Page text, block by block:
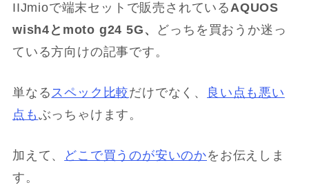
IIJmioで端末セットで販売されているAQUOS
wish4とmoto g24 5G、
どっちを買おうか迷っ
ている方向けの記事です。
単なるスペック比較だけでなく、
良い点も悪い
点も ぶっちゃけます。
加えて、 どこで買うのが安いのかをお伝えしま
す。